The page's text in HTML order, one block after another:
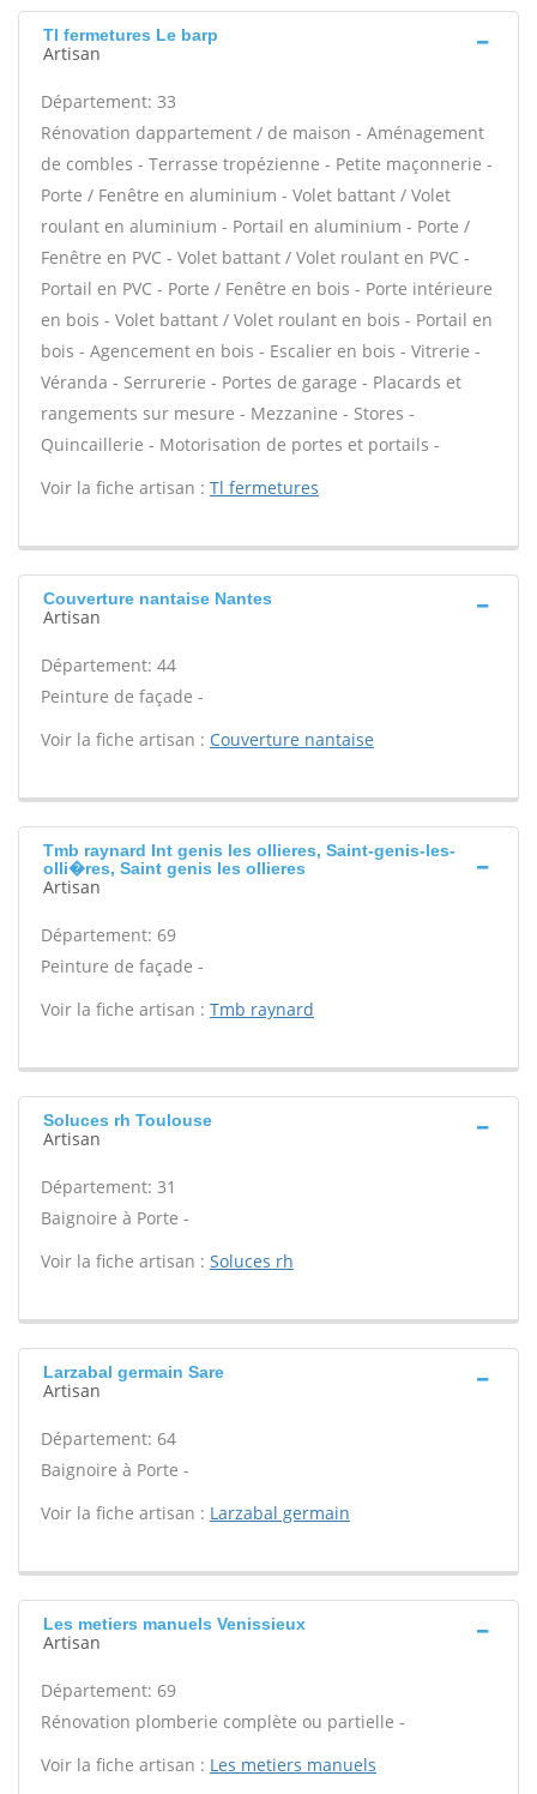
Tl fermetures Le barp
Artisan
Département: 33
Rénovation dappartement / de maison - Aménagement
de combles - Terrasse tropézienne - Petite maçonnerie -
Porte / Fenêtre en aluminium - Volet battant / Volet
roulant en aluminium - Portail en aluminium - Porte /
Fenêtre en PVC - Volet battant / Volet roulant en PVC -
Portail en PVC - Porte / Fenêtre en bois - Porte intérieure
en bois - Volet battant / Volet roulant en bois - Portail en
bois - Agencement en bois - Escalier en bois - Vitrerie -
Véranda - Serrurerie - Portes de garage - Placards et
rangements sur mesure - Mezzanine - Stores -
Quincaillerie - Motorisation de portes et portails -
Voir la fiche artisan : Tl fermetures
Couverture nantaise Nantes
Artisan
Département: 44
Peinture de façade -
Voir la fiche artisan : Couverture nantaise
Tmb raynard Int genis les ollieres, Saint-genis-les-
olli�res, Saint genis les ollieres
Artisan
Département: 69
Peinture de façade -
Voir la fiche artisan : Tmb raynard
Soluces rh Toulouse
Artisan
Département: 31
Baignoire à Porte -
Voir la fiche artisan : Soluces rh
Larzabal germain Sare
Artisan
Département: 64
Baignoire à Porte -
Voir la fiche artisan : Larzabal germain
Les metiers manuels Venissieux
Artisan
Département: 69
Rénovation plomberie complète ou partielle -
Voir la fiche artisan : Les metiers manuels